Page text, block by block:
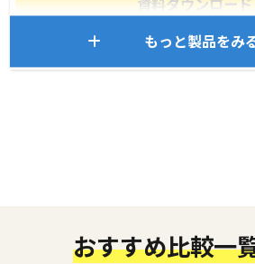
もっと製品をみ
おすすめ比較一